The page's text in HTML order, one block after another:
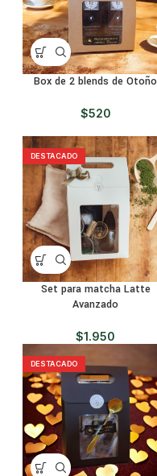
Box de 2 blends de Otoño
$520
DESTACADO
Set para matcha Latte
Avanzado
$1.950
DESTACADO